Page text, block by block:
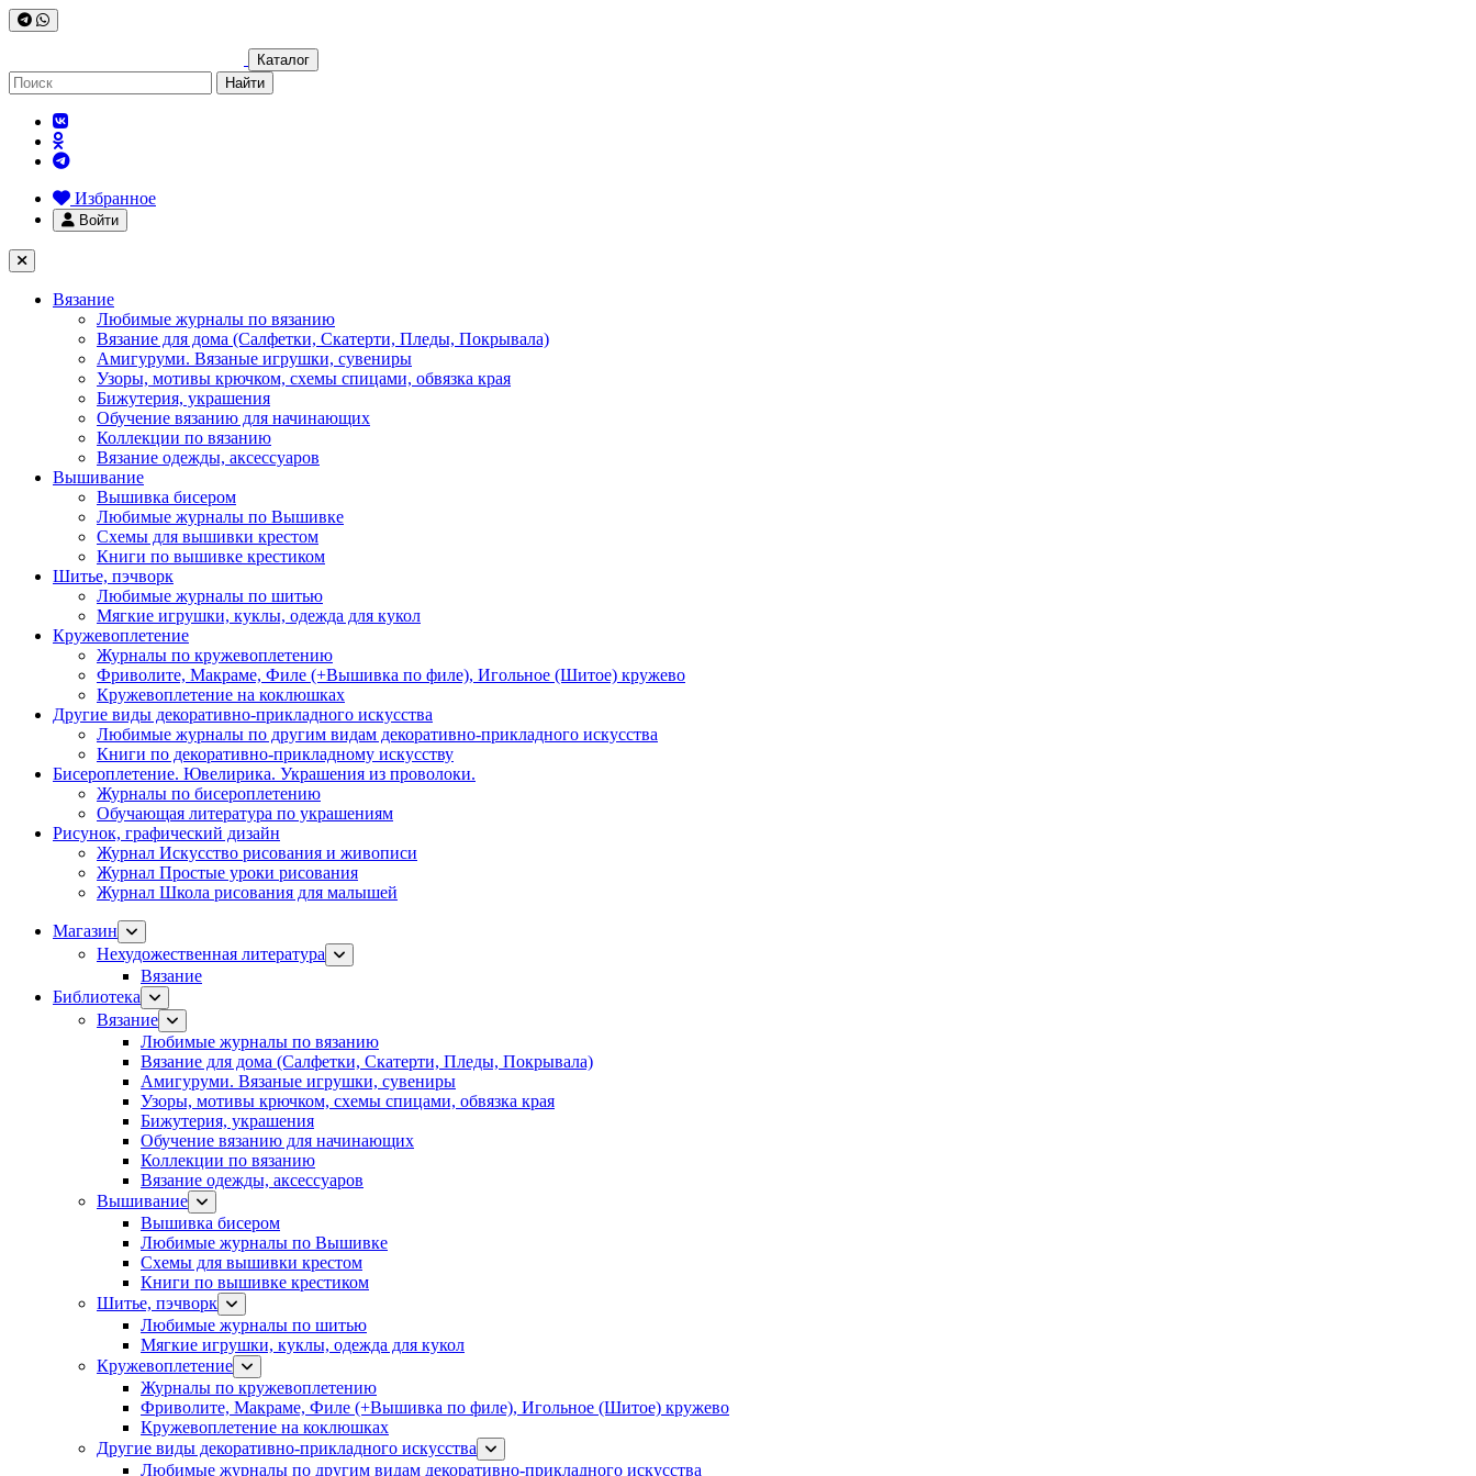
Каталог
Найти
Избранное
Войти
Вязание
Любимые журналы по вязанию
Вязание для дома (Салфетки, Скатерти, Пледы, Покрывала)
Амигуруми. Вязаные игрушки, сувениры
Узоры, мотивы крючком, схемы спицами, обвязка края
Бижутерия, украшения
Обучение вязанию для начинающих
Коллекции по вязанию
Вязание одежды, аксессуаров
Вышивание
Вышивка бисером
Любимые журналы по Вышивке
Схемы для вышивки крестом
Книги по вышивке крестиком
Шитье, пэчворк
Любимые журналы по шитью
Мягкие игрушки, куклы, одежда для кукол
Кружевоплетение
Журналы по кружевоплетению
Фриволите, Макраме, Филе (+Вышивка по филе), Игольное (Шитое) кружево
Кружевоплетение на коклюшках
Другие виды декоративно-прикладного искусства
Любимые журналы по другим видам декоративно-прикладного искусства
Книги по декоративно-прикладному искусству
Бисероплетение. Ювелирика. Украшения из проволоки.
Журналы по бисероплетению
Обучающая литература по украшениям
Рисунок, графический дизайн
Журнал Искусство рисования и живописи
Журнал Простые уроки рисования
Журнал Школа рисования для малышей
Магазин
Нехудожественная литература
Вязание
Библиотека
Вязание
Любимые журналы по вязанию
Вязание для дома (Салфетки, Скатерти, Пледы, Покрывала)
Амигуруми. Вязаные игрушки, сувениры
Узоры, мотивы крючком, схемы спицами, обвязка края
Бижутерия, украшения
Обучение вязанию для начинающих
Коллекции по вязанию
Вязание одежды, аксессуаров
Вышивание
Вышивка бисером
Любимые журналы по Вышивке
Схемы для вышивки крестом
Книги по вышивке крестиком
Шитье, пэчворк
Любимые журналы по шитью
Мягкие игрушки, куклы, одежда для кукол
Кружевоплетение
Журналы по кружевоплетению
Фриволите, Макраме, Филе (+Вышивка по филе), Игольное (Шитое) кружево
Кружевоплетение на коклюшках
Другие виды декоративно-прикладного искусства
Любимые журналы по другим видам декоративно-прикладного искусства